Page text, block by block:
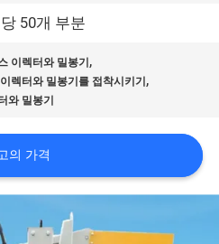
50개 부분
이렉터와 밀봉기 ,
렉터와 밀봉기를 접착시키기 ,
와 밀봉기
의 가격